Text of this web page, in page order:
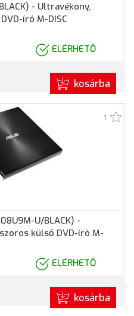
- Ultravékony,
író M-DISC
ELÉRHETŐ
kosárba
1
U/BLACK) -
külső DVD-író M-
ELÉRHETŐ
kosárba